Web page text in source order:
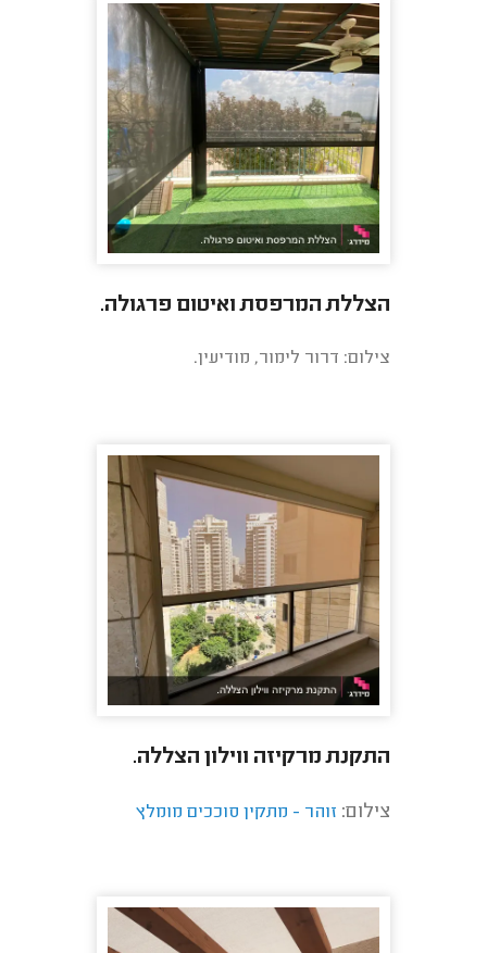
הצללת המרפסת ואיטום פרגולה.
צילום: דרור לימור, מודיעין.
התקנת מרקיזה ווילון הצללה.
צילום: זוהר - מתקין סוככים מומלץ